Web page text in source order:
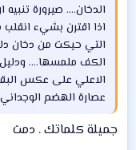
الدخان.... صيرورة
اذا اقترن بشيء انقلب
التي حيكت من دخان
الكف ملمسها.... ودليل
الاعلي على عكس
عصارة الهضم
جميلة كلماتك . دمت